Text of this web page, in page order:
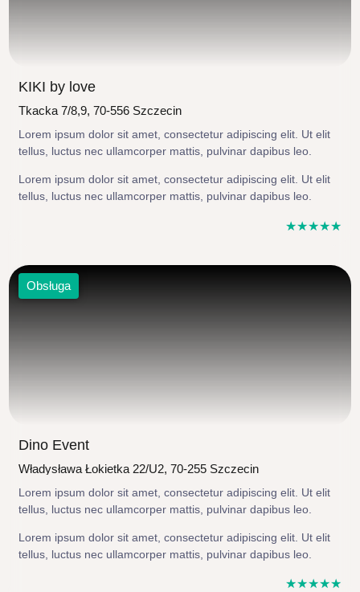
KIKI by love
Tkacka 7/8,9, 70-556 Szczecin
Lorem ipsum dolor sit amet, consectetur adipiscing elit. Ut elit
tellus, luctus nec ullamcorper mattis, pulvinar dapibus leo.
Lorem ipsum dolor sit amet, consectetur adipiscing elit. Ut elit
tellus, luctus nec ullamcorper mattis, pulvinar dapibus leo.
☆☆☆☆☆
Obsługa
Dino Event
Władysława Łokietka 22/U2, 70-255 Szczecin
Lorem ipsum dolor sit amet, consectetur adipiscing elit. Ut elit
tellus, luctus nec ullamcorper mattis, pulvinar dapibus leo.
Lorem ipsum dolor sit amet, consectetur adipiscing elit. Ut elit
tellus, luctus nec ullamcorper mattis, pulvinar dapibus leo.
☆☆☆☆☆